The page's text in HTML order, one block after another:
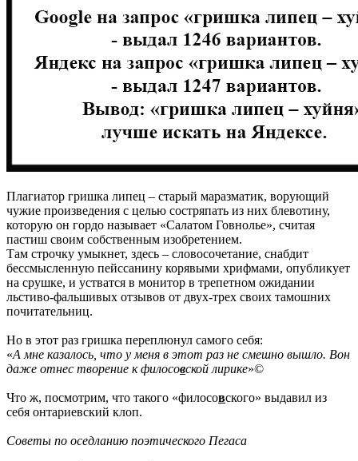
Плагиатор гришка липец – старый маразматик, ворующий
чужие произведения с целью состряпать из них блевотину,
которую он гордо называет «Салатом Говнолье», считая
пастиш своим собственным изобретением.
Там строчку умыкнет, здесь – словосочетание, снабдит
бессмысленную пейссанину корявыми хрифмами, опубликует
на срушке, и устватся в монитор в трепетном ожидании
льстиво-фальшивых отзывов от двух-трех своих тамошних
почитательниц.
Но в этот раз гришка переплюнул самого себя:
«А мне казалось, что у меня в этот раз не смешно вышло. Вон
даже отнес творение к филосовской лирике»©
Что ж, посмотрим, что такого «филосовского» выдавил из
себя онтариевский клоп.
Советы по оседланию поэтического Пегаса